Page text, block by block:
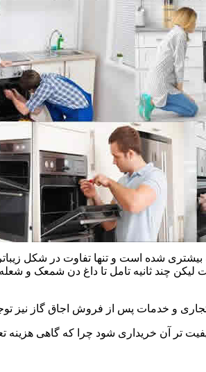
شده است و تنها تفاوت در شکل
چند ثانیه تامل تا داغ دن شمعک و شعله
و خدمات پس از فروش اجاق گاز نیز
تر آن خریداری شود چرا که گاهی هزینه